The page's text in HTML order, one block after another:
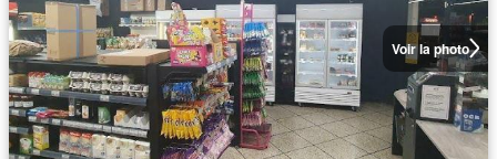
Voir la photo